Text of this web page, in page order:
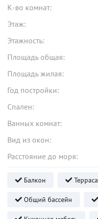
К-во комнат:
Этаж:
Этажность:
Площадь общая:
Площадь жилая:
Год постройки:
Спален:
Ванных комнат:
Вид из окон:
Расстояние до моря:
Балкон Терраса
Общий бассейн